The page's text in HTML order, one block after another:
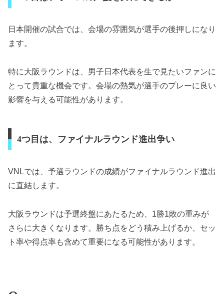
日本開催の試合では、会場の雰囲気が選手の後押しになり
ます。
特に大阪ラウンドは、男子日本代表を生で見たいファンに
とって貴重な機会です。会場の熱気が選手のプレーに良い
影響を与える可能性があります。
4つ目は、ファイナルラウンド進出争い
VNLでは、予選ラウンドの成績がファイナルラウンド進出
に直結します。
大阪ラウンドは予選終盤にあたるため、1勝1敗の重みが
さらに大きくなります。勝ち点をどう積み上げるか、セッ
ト率や得点率も含めて重要になる可能性があります。